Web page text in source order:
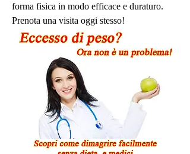
forma fisica in modo efficace e duraturo.
Prenota una visita oggi stesso!